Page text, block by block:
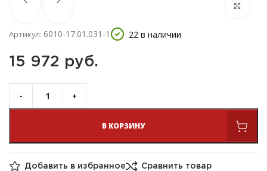
Артикул: 6010-17.01.031-1 22 в наличии
15 972 руб.
В КОРЗИНУ
Добавить в избранное Сравнить товар